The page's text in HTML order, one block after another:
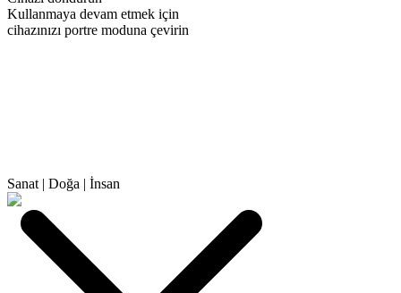
Kullanmaya devam etmek için
cihazınızı portre moduna çevirin
Sanat | Doğa | İnsan